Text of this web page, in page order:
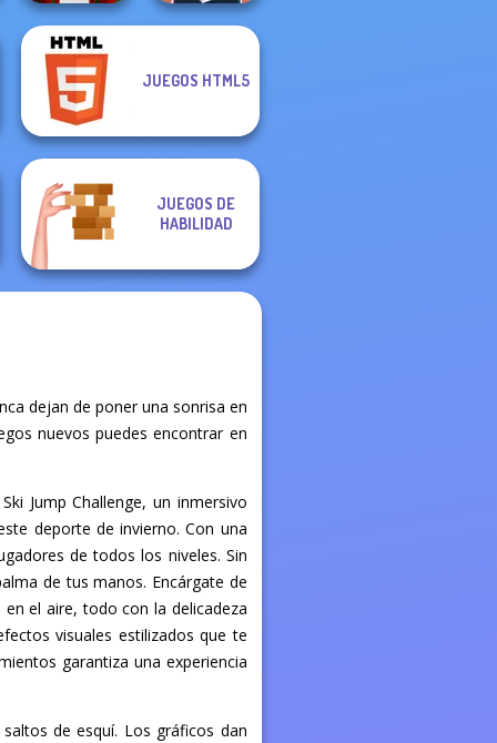
Parkour Block
Xmas Special
Cameraman vs
JUEGOS HTML5
JUEGOS DE
HABILIDAD
dejan de poner una sonrisa en
nuevos puedes encontrar en
Jump Challenge, un inmersivo
deporte de invierno. Con una
de todos los niveles. Sin
de tus manos. Encárgate de
el aire, todo con la delicadeza
visuales estilizados que te
garantiza una experiencia
de esquí. Los gráficos dan